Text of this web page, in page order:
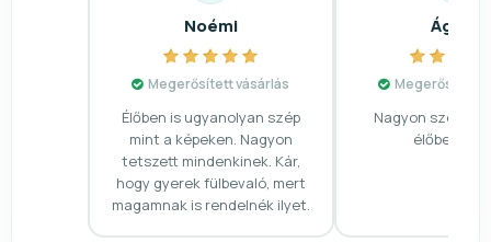
Noémi
Megerősített vásárlás
Élőben is ugyanolyan szép
mint a képeken. Nagyon
tetszett mindenkinek. Kár,
hogy gyerek fülbevaló, mert
magamnak is rendelnék ilyet.
Ágnes
Megerősített
Nagyon szép a
élőben